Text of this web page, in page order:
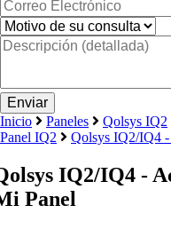
Inicio Paneles Qolsys IQ2
Panel IQ2
Qolsys IQ2/IQ4
IQ2/IQ4 -
Panel